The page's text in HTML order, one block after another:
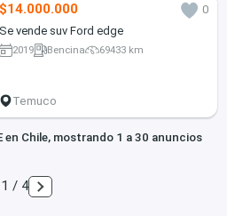
$14.000.000
0
Se vende suv Ford edge
2019 Bencina 69433 km
Temuco
en Chile, mostrando 1 a 30 anuncios
1 / 4